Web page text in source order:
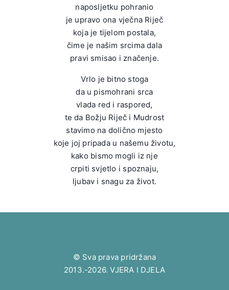
naposljetku pohranio
je upravo ona vječna Riječ
koja je tijelom postala,
čime je našim srcima dala
pravi smisao i značenje.
Vrlo je bitno stoga
da u pismohrani srca
vlada red i raspored,
te da Božju Riječ i Mudrost
stavimo na dolično mjesto
koje joj pripada u našemu životu,
kako bismo mogli iz nje
crpiti svjetlo i spoznaju,
ljubav i snagu za život.
© Sva prava pridržana
2013.-2026. VJERA I DJELA